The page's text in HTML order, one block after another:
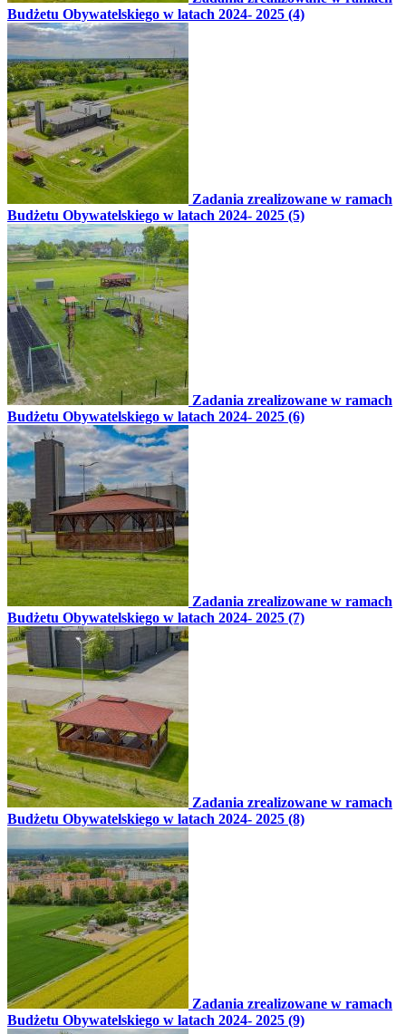
Budżetu Obywatelskiego w latach 2024- 2025 (4)
Zadania zrealizowane w ramach
Budżetu Obywatelskiego w latach 2024- 2025 (5)
Zadania zrealizowane w ramach
Budżetu Obywatelskiego w latach 2024- 2025 (6)
Zadania zrealizowane w ramach
Budżetu Obywatelskiego w latach 2024- 2025 (7)
Zadania zrealizowane w ramach
Budżetu Obywatelskiego w latach 2024- 2025 (8)
Zadania zrealizowane w ramach
Budżetu Obywatelskiego w latach 2024- 2025 (9)